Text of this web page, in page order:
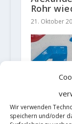
Wir verwenden
speichern und/oder
Rohr
21. Oktober